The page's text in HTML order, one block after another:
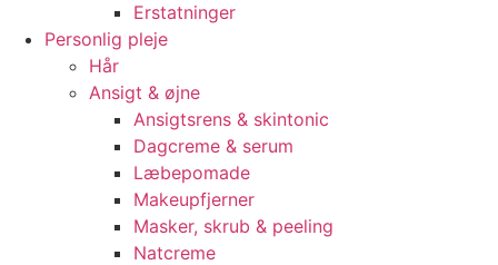
Erstatninger
Personlig pleje
Hår
Ansigt & øjne
Ansigtsrens & skintonic
Dagcreme & serum
Læbepomade
Makeupfjerner
Masker, skrub & peeling
Natcreme